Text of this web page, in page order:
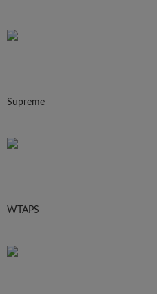
Supreme
WTAPS